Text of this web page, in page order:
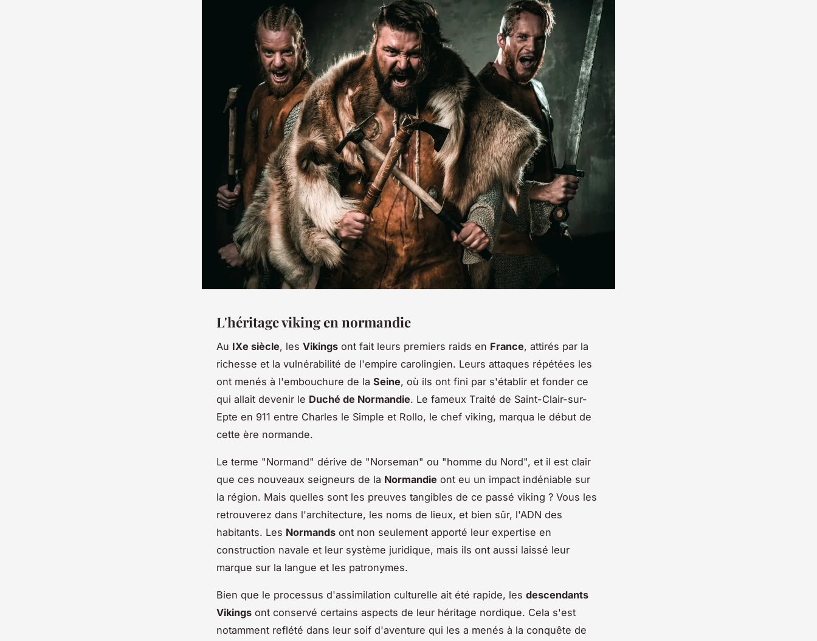
L'héritage viking en normandie
Au IXe siècle, les Vikings ont fait leurs premiers raids en France, attirés par la
richesse et la vulnérabilité de l'empire carolingien. Leurs attaques répétées les
ont menés à l'embouchure de la Seine, où ils ont fini par s'établir et fonder ce
qui allait devenir le Duché de Normandie. Le fameux Traité de Saint-Clair-sur-
Epte en 911 entre Charles le Simple et Rollo, le chef viking, marqua le début de
cette ère normande.
Le terme "Normand" dérive de "Norseman" ou "homme du Nord", et il est clair
que ces nouveaux seigneurs de la Normandie ont eu un impact indéniable sur
la région. Mais quelles sont les preuves tangibles de ce passé viking ? Vous les
retrouverez dans l'architecture, les noms de lieux, et bien sûr, l'ADN des
habitants. Les Normands ont non seulement apporté leur expertise en
construction navale et leur système juridique, mais ils ont aussi laissé leur
marque sur la langue et les patronymes.
Bien que le processus d'assimilation culturelle ait été rapide, les descendants
Vikings ont conservé certains aspects de leur héritage nordique. Cela s'est
notamment reflété dans leur soif d'aventure qui les a menés à la conquête de